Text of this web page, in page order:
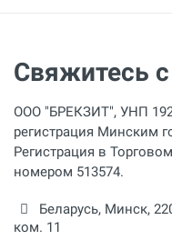
Свяжитесь
ООО "БРЕКЗИТ", УНП
регистрация Минским
Регистрация в
номером 513574.
Беларусь, Минск,
ком. 11